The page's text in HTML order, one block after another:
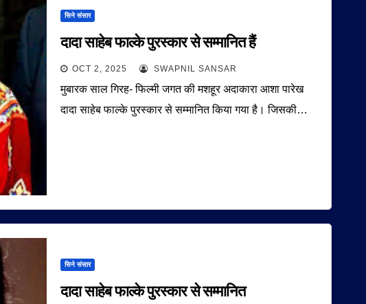
सिने संसार
दादा साहेब फाल्के पुरस्कार से सम्मानित हैं
OCT 2, 2025 SWAPNIL SANSAR
मुबारक साल गिरह- फिल्मी जगत की मशहूर अदाकारा आशा पारेख
दादा साहेब फाल्के पुरस्कार से सम्मानित किया गया है। जिसकी…
सिने संसार
दादा साहेब फाल्के पुरस्कार से सम्मानित